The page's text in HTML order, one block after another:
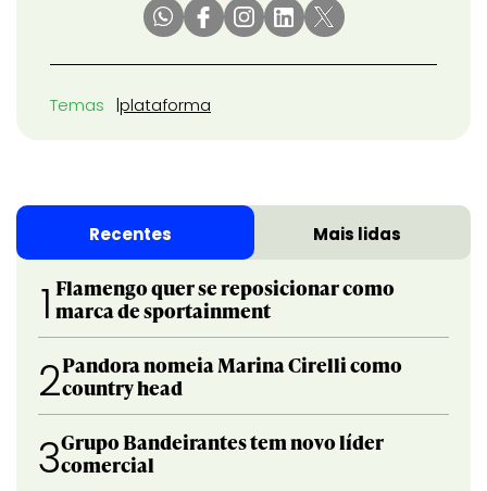
Temas plataforma
Recentes Mais lidas
1 Flamengo quer se reposicionar como
marca de sportainment
2Pandora nomeia Marina Cirelli como
country head
3Grupo Bandeirantes tem novo líder
comercial